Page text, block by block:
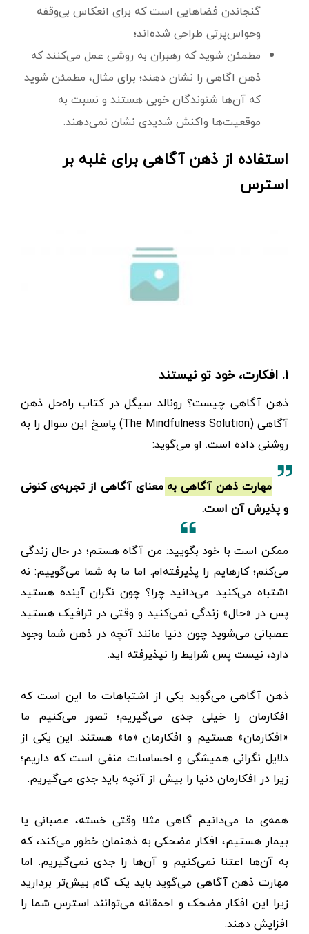
گنجاندن فضاهایی است که برای انعکاس بی‌وقفه
و‌حواس‌پرتی طراحی شده‌اند؛
مطمئن شوید که رهبران به روشی عمل می‌کنند که
ذهن اگاهی را نشان دهند؛ برای مثال، مطمئن شوید
که آن‌ها شنوندگان خوبی هستند و نسبت به
موقعیت‌ها واکنش شدیدی نشان نمی‌دهند.
استفاده از ذهن آگاهی برای غلبه بر
استرس
۱. افکارت، خود تو نیستند
ذهن آگاهی چیست؟ رونالد سیگل در کتاب راه‌حل ذهن
آگاهی (The Mindfulness Solution) پاسخ این سوال را به
روشنی داده است. او می‌گوید:
مهارت ذهن آگاهی به معنای آگاهی از تجربه‌ی کنونی
و پذیرش آن است.
ممکن است با خود بگویید: من آگاه هستم؛ در حال زندگی
می‌کنم؛ کارهایم را پذیرفته‌ام. اما ما به شما می‌گوییم: نه
اشتباه می‌کنید. می‌دانید چرا؟ چون نگران آینده هستید
پس در «حال» زندگی نمی‌کنید و وقتی در ترافیک هستید
عصبانی می‌شوید چون دنیا مانند آنچه در ذهن شما وجود
دارد، نیست پس شرایط را نپذیرفته اید.
ذهن آگاهی می‌گوید یکی از اشتباهات ما این است که
افکارمان را خیلی جدی می‌گیریم؛ تصور می‌کنیم ما
«افکارمان» هستیم و افکارمان «ما» هستند. این یکی از
دلایل نگرانی همیشگی و احساسات منفی است که داریم؛
زیرا در افکارمان دنیا را بیش ‌از آنچه باید جدی می‌گیریم.
همه‌ی ما می‌دانیم گاهی مثلا وقتی خسته، عصبانی یا
بیمار هستیم، افکار مضحکی به ذهنمان خطور می‌کند، که
به آن‌ها اعتنا نمی‌کنیم و آن‌ها را جدی نمی‌گیریم. اما
مهارت ذهن آگاهی می‌گوید باید یک گام بیش‌تر بردارید
زیرا این افکار مضحک و احمقانه می‌توانند استرس شما را
افزایش دهند.